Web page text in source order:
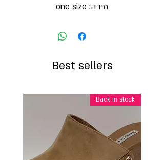
מידה: one size
Best sellers
Back in stock